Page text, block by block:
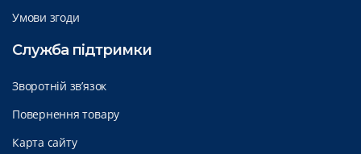
Умови згоди
Служба підтримки
Зворотній зв’язок
Повернення товару
Карта сайту